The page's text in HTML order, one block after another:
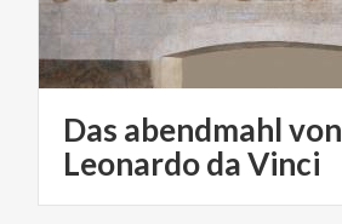
Das abendmahl von
Leonardo da Vinci